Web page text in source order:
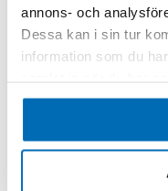
annons- och
Dessa kan i sin tur
information som du
SE Equipment
Sopborste
Beställningsvara
.